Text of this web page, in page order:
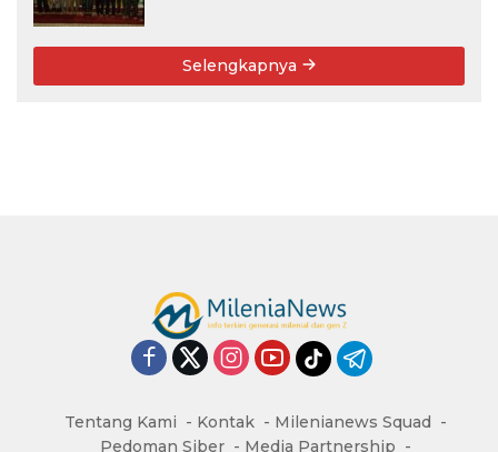
Selengkapnya
Tentang Kami Kontak
Milenianews Squad
Pedoman Siber
Media Partnership